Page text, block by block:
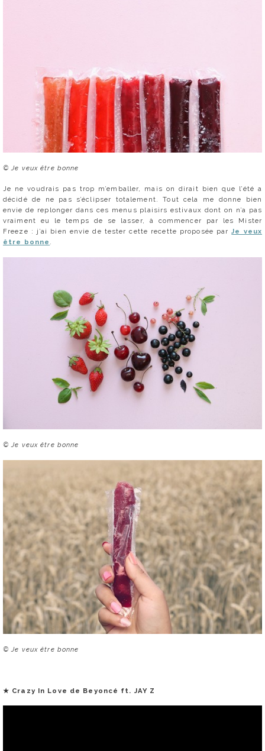
© Je veux être bonne
Je ne voudrais pas trop m’emballer, mais on dirait bien que l’été a
décidé de ne pas s’éclipser totalement. Tout cela me donne bien
envie de replonger dans ces menus plaisirs estivaux dont on n’a pas
vraiment eu le temps de se lasser, à commencer par les Mister
Freeze : j’ai bien envie de tester cette recette proposée parJe veux
être bonne
© Je veux être bonne
© Je veux être bonne
★ Crazy In Love de Beyoncé ft. JAY Z